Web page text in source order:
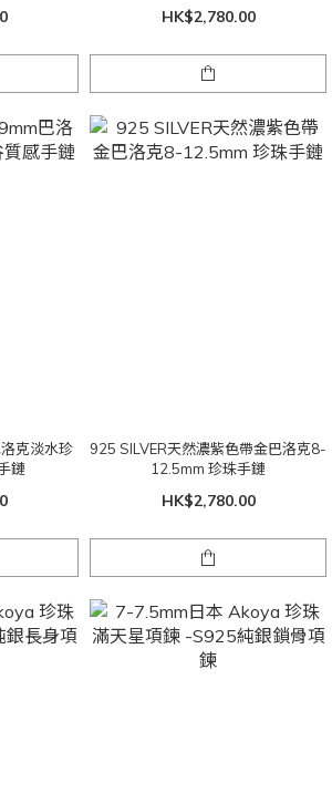
HK$2,780.00
克淡水珍
鏈
925 SILVER天然濃紫色帶金巴洛克8-
12.5mm 珍珠手鏈
HK$2,780.00